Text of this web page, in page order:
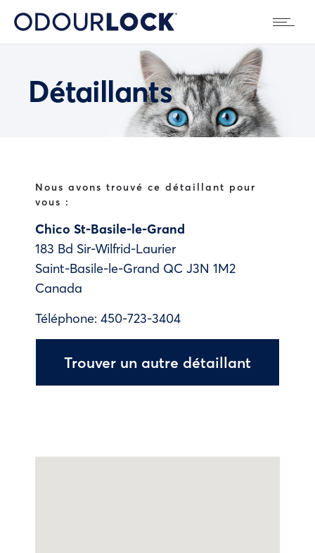
Détaillants
Nous avons trouvé ce détaillant pour
vous :
Chico St-Basile-le-Grand
183 Bd Sir-Wilfrid-Laurier
Saint-Basile-le-Grand QC J3N 1M2
Canada
Téléphone: 450-723-3404
Trouver un autre détaillant